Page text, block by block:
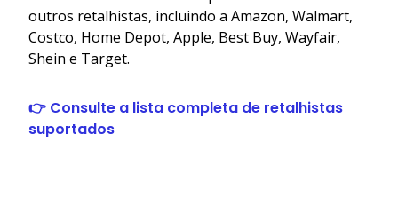
outros retalhistas, incluindo a Amazon, Walmart,
Costco, Home Depot, Apple, Best Buy, Wayfair,
Shein e Target.
👉 Consulte a lista completa de retalhistas
suportados